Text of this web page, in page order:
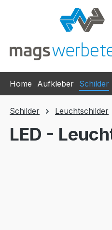
Hauptinhalt springen
Zur Suche springen
Zur Hauptnavigation
Home Aufkleber Schilder
Schilder Leuchtschilder
LED -